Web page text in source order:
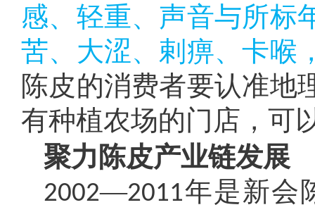
感、轻重、声音与所标
苦、大涩、剌痹、卡喉
陈皮的消费者要认准地
有种植农场的门店，可
聚力陈皮产业链发展
2002—2011年是新会